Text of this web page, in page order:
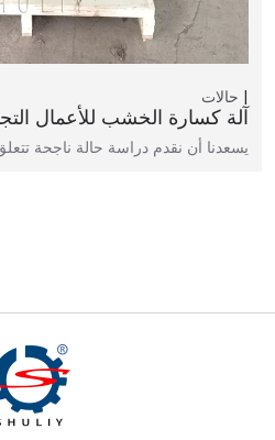
حالات
آلة كسارة الخشب للأعمال
يسعدنا أن نقدم دراسة حالة ناجحة